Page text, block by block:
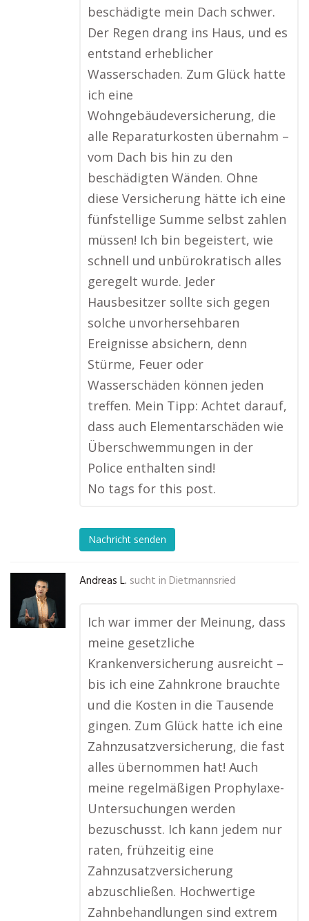
beschädigte mein Dach schwer.
Der Regen drang ins Haus, und es
entstand erheblicher
Wasserschaden. Zum Glück hatte
ich eine
Wohngebäudeversicherung, die
alle Reparaturkosten übernahm –
vom Dach bis hin zu den
beschädigten Wänden. Ohne
diese Versicherung hätte ich eine
fünfstellige Summe selbst zahlen
müssen! Ich bin begeistert, wie
schnell und unbürokratisch alles
geregelt wurde. Jeder
Hausbesitzer sollte sich gegen
solche unvorhersehbaren
Ereignisse absichern, denn
Stürme, Feuer oder
Wasserschäden können jeden
treffen. Mein Tipp: Achtet darauf,
dass auch Elementarschäden wie
Überschwemmungen in der
Police enthalten sind!
No tags for this post.
Nachricht senden
Andreas L. sucht in Dietmannsried
Ich war immer der Meinung, dass
meine gesetzliche
Krankenversicherung ausreicht –
bis ich eine Zahnkrone brauchte
und die Kosten in die Tausende
gingen. Zum Glück hatte ich eine
Zahnzusatzversicherung, die fast
alles übernommen hat! Auch
meine regelmäßigen Prophylaxe-
Untersuchungen werden
bezuschusst. Ich kann jedem nur
raten, frühzeitig eine
Zahnzusatzversicherung
abzuschließen. Hochwertige
Zahnbehandlungen sind extrem